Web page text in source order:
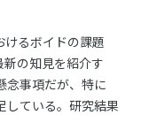
るボイドの課題
の知見を紹介す
念事項だが、特に
している。研究結果